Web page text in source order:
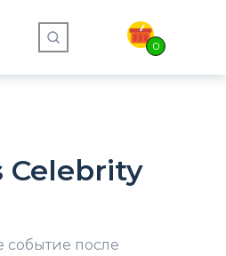
0
Celebrity
после